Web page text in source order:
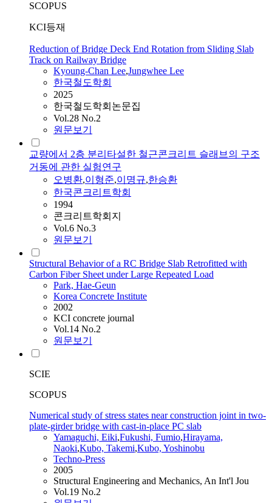
SCOPUS
KCI등재
Reduction of Bridge Deck End Rotation from Sliding Slab
Track on Railway Bridge
Kyoung-Chan Lee,Jungwhee Lee
한국철도학회
2025
한국철도학회논문집
Vol.28 No.2
원문보기
교량에서 2층 분리타설한 철근콘크리트 슬래브의 구조
거동에 관한 실험연구
오병환,이형준,이명규,한승환
한국콘크리트학회
1994
콘크리트학회지
Vol.6 No.3
원문보기
Structural Behavior of a RC Bridge Slab Retrofitted with
Carbon Fiber Sheet under Large Repeated Load
Park, Hae-Geun
Korea Concrete Institute
2002
KCI concrete journal
Vol.14 No.2
원문보기
SCIE
SCOPUS
Numerical study of stress states near construction joint in two-
plate-girder bridge with cast-in-place PC slab
Yamaguchi, Eiki,Fukushi, Fumio,Hirayama,
Naoki,Kubo, Takemi,Kubo, Yoshinobu
Techno-Press
2005
Structural Engineering and Mechanics, An Int'l Jou
Vol.19 No.2